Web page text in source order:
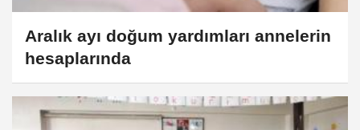
Aralık ayı doğum yardımları annelerin
hesaplarında